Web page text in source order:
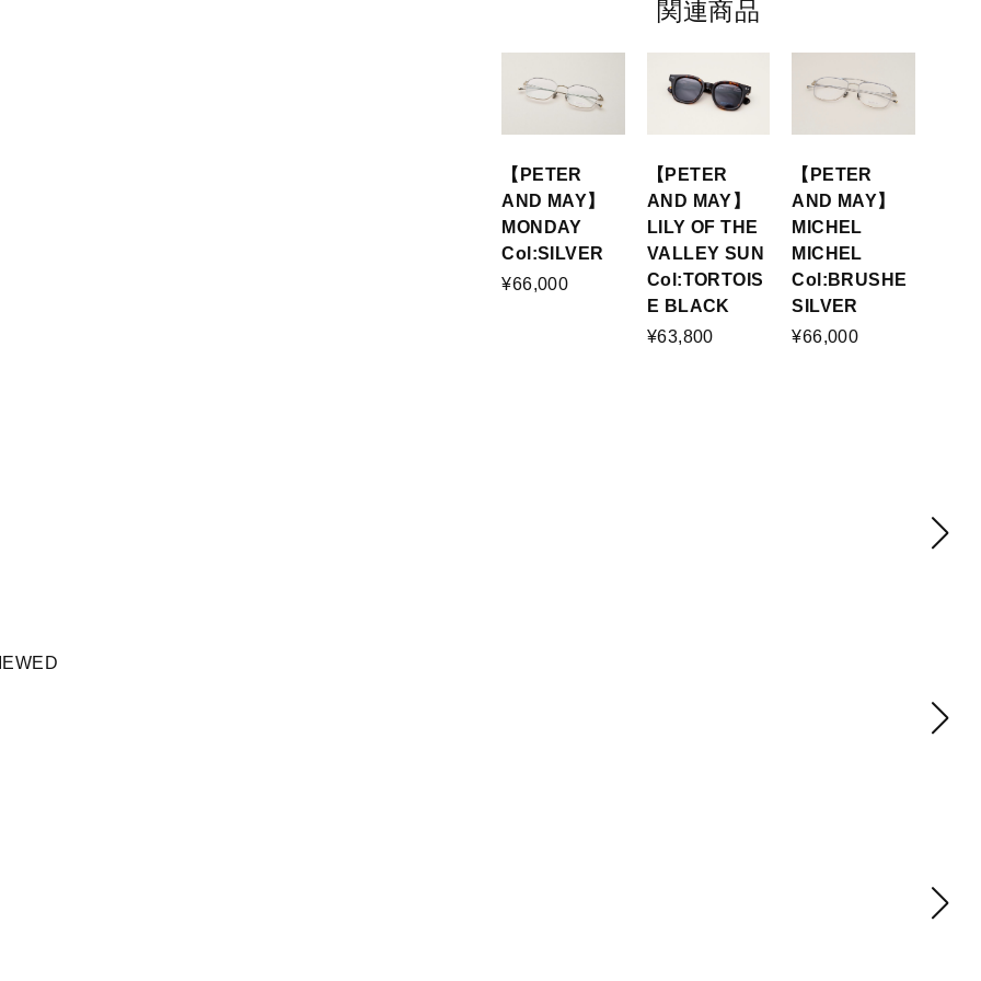
関連商品
【PETER
AND MAY】
MONDAY
Col:SILVER
¥66,000
【PETER
AND MAY】
LILY OF THE
VALLEY SUN
Col:TORTOIS
E BLACK
¥63,800
【PETER
AND MAY】
MICHEL
MICHEL
Col:BRUSHE
SILVER
¥66,000